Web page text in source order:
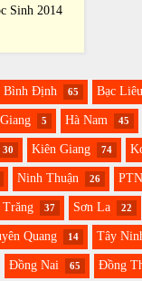
Sinh 2014
Bình Định 65 Bạc Liêu
5 Hà Nam 45
30 Kiên Giang 74
Ninh Thuận 26
Trăng 37 Sơn La 22
Quang 14 Tây
Đồng Nai 65 Đồng